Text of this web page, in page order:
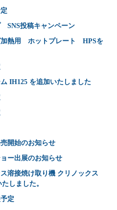
SNS投稿キャンペーン
加熱用 ホットプレート HPSを
IH125 を追加いたしました
開始のお知らせ
ー出展のお知らせ
溶接焼け取り機 クリノックス
しました。
定